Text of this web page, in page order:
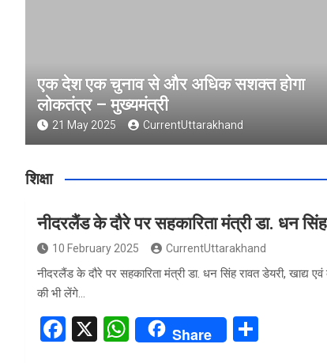
एक देश एक चुनाव से और अधिक सशक्त होगा
लोकतंत्र – मुख्यमंत्री
21 May 2025 CurrentUttarakhand
शिक्षा
नीदरलैंड के दौरे पर सहकारिता मंत्री डा. धन
10 February 2025 CurrentUttarakhand
नीदरलैंड के दौरे पर सहकारिता मंत्री डा. धन सिंह रावत डेयरी,
की भी लेंगे…
F
X
W
Share